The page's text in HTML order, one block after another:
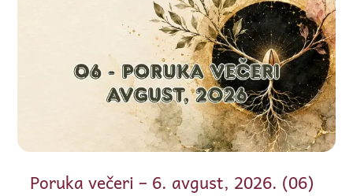
Poruka večeri – 6. avgust, 2026. (06)